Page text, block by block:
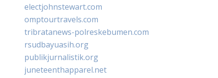
electjohnstewart.com
omptourtravels.com
tribratanews-polreskebumen.com
rsudbayuasih.org
publikjurnalistik.org
juneteenthapparel.net